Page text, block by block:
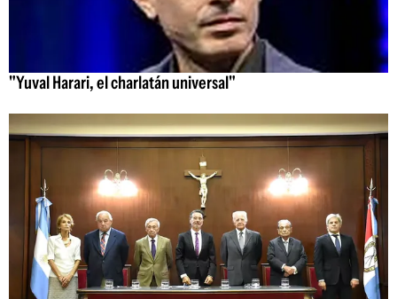
"Yuval Harari, el charlatán universal"